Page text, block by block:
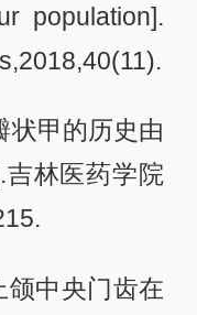
population].
状甲的历史由
林医药学院
颌中央门齿在